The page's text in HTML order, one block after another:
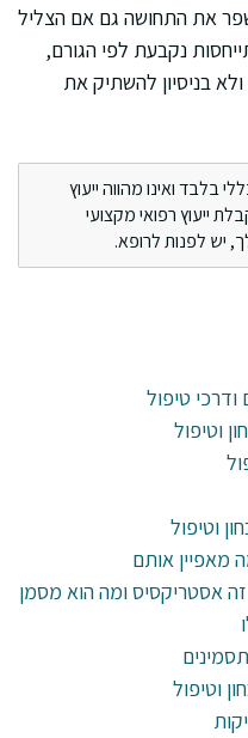
את התחושה גם אם הצליל
נקבעת לפי הגורם,
בניסיון להשתיק את
בלבד ואינו מהווה ייעוץ
ייעוץ רפואי מקצועי
יש לפנות לרופא.
ודרכי טיפול
וטיפול
וטיפול
מאפיין אותם
אסטריקסיס ומה הוא מסמן
וטיפול